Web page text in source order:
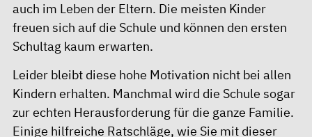
auch im Leben der Eltern. Die meisten Kinder
freuen sich auf die Schule und können den ersten
Schultag kaum erwarten.
Leider bleibt diese hohe Motivation nicht bei allen
Kindern erhalten. Manchmal wird die Schule sogar
zur echten Herausforderung für die ganze Familie.
Einige hilfreiche Ratschläge, wie Sie mit dieser